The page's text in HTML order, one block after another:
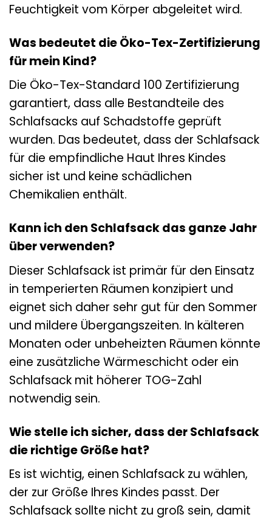
Feuchtigkeit vom Körper abgeleitet wird.
Was bedeutet die Öko-Tex-Zertifizierung
für mein Kind?
Die Öko-Tex-Standard 100 Zertifizierung
garantiert, dass alle Bestandteile des
Schlafsacks auf Schadstoffe geprüft
wurden. Das bedeutet, dass der Schlafsack
für die empfindliche Haut Ihres Kindes
sicher ist und keine schädlichen
Chemikalien enthält.
Kann ich den Schlafsack das ganze Jahr
über verwenden?
Dieser Schlafsack ist primär für den Einsatz
in temperierten Räumen konzipiert und
eignet sich daher sehr gut für den Sommer
und mildere Übergangszeiten. In kälteren
Monaten oder unbeheizten Räumen könnte
eine zusätzliche Wärmeschicht oder ein
Schlafsack mit höherer TOG-Zahl
notwendig sein.
Wie stelle ich sicher, dass der Schlafsack
die richtige Größe hat?
Es ist wichtig, einen Schlafsack zu wählen,
der zur Größe Ihres Kindes passt. Der
Schlafsack sollte nicht zu groß sein, damit